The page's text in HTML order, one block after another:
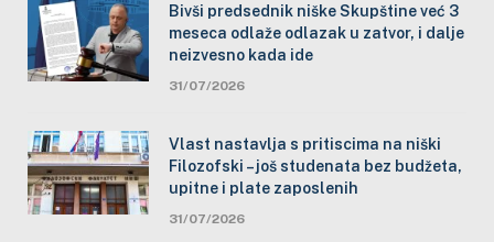
Bivši predsednik niške Skupštine već 3
meseca odlaže odlazak u zatvor, i dalje
neizvesno kada ide
31/07/2026
Vlast nastavlja s pritiscima na niški
Filozofski – još studenata bez budžeta,
upitne i plate zaposlenih
31/07/2026